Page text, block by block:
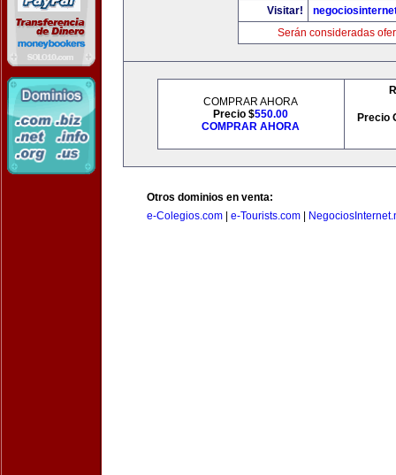
Visitar!
Serán consideradas
COMPRAR AHORA
Precio $550.00
COMPRAR AHORA
Precio
Otros dominios en venta:
e-Colegios.com
e-Tourists.com